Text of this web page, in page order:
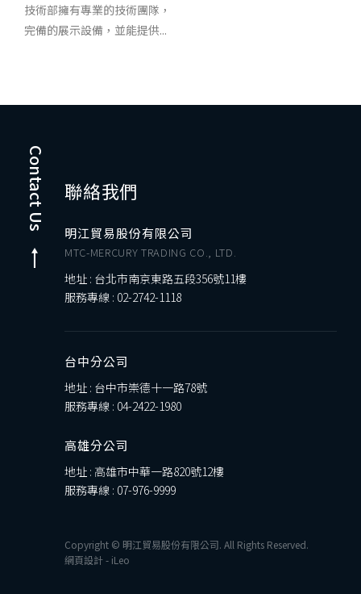
技術部擁有專業的技術團隊，
完備的展示設備，並能提供...
Contact Us 聯絡我們
明江貿易股份有限公司
MTC-MERCURY TRADING CO., LTD.
地址 : 台北市南京東路五段356號11樓
服務專線 : 02-2742-1118
台中分公司
地址 : 台中市崇德十一路78號
服務專線 : 04-2422-1980
高雄分公司
地址 : 高雄市中華一路820號12樓
服務專線 : 07-976-9999
Copyright © 明江貿易股份有限公司. All Rights Reserved.
網頁設計- iLeo